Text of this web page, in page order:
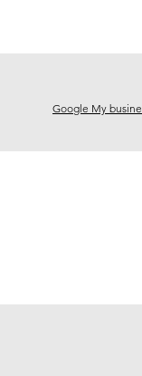
Google My